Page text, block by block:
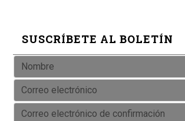
SUSCRÍBETE AL BOLETÍN